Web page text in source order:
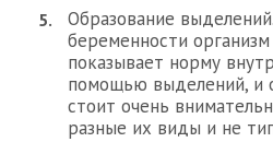
Образование
беременности
показывает норму
помощью выделений, и
стоит очень
разные их виды и не